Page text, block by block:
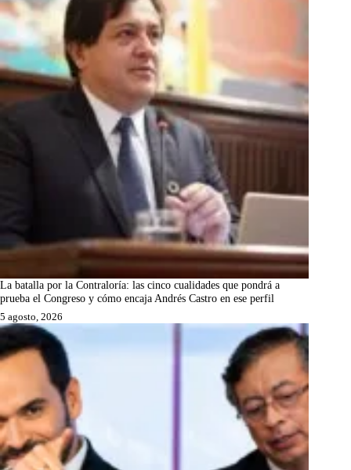
La batalla por la Contraloría: las cinco cualidades que pondrá a
prueba el Congreso y cómo encaja Andrés Castro en ese perfil
5 agosto, 2026